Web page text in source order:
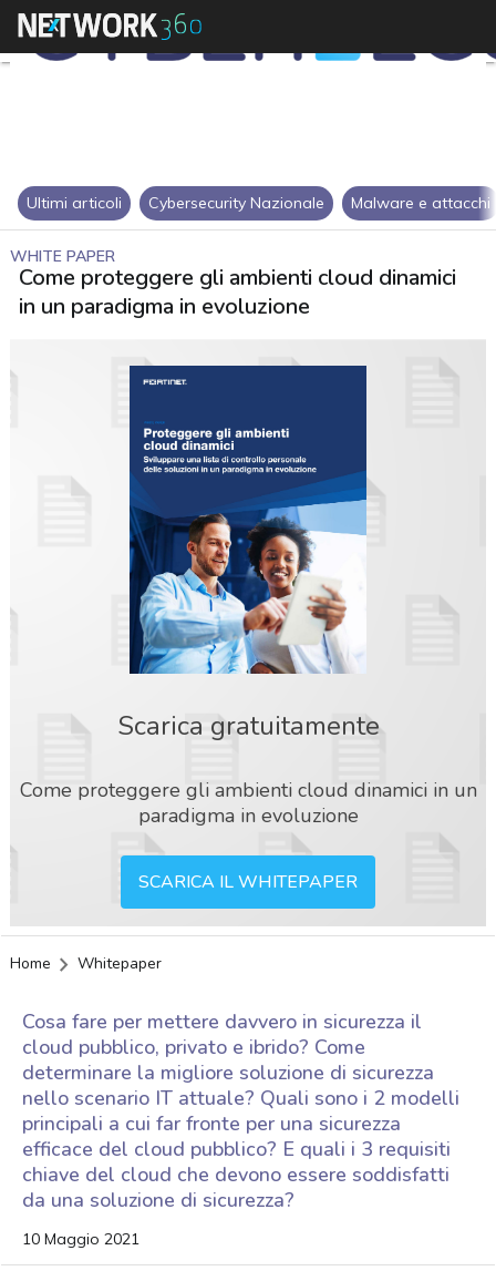
Ultimi articoli Cybersecurity Nazionale Malware e attacchi
WHITE PAPER
Come proteggere gli ambienti cloud dinamici
in un paradigma in evoluzione
Scarica gratuitamente
Come proteggere gli ambienti cloud dinamici in un
paradigma in evoluzione
SCARICA IL WHITEPAPER
Home Whitepaper
Cosa fare per mettere davvero in sicurezza il
cloud pubblico, privato e ibrido? Come
determinare la migliore soluzione di sicurezza
nello scenario IT attuale? Quali sono i 2 modelli
principali a cui far fronte per una sicurezza
efficace del cloud pubblico? E quali i 3 requisiti
chiave del cloud che devono essere soddisfatti
da una soluzione di sicurezza?
10 Maggio 2021